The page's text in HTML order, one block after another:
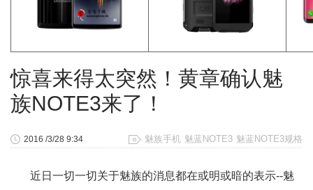
惊喜来得太突然！黄章确认魅
族NOTE3来了！
魅族手机 魅蓝NOTE3 魅蓝NOTE3规格
2016 /3/28 9:34
近日一切一切关于魅族的消息都在或明或暗的表示--魅